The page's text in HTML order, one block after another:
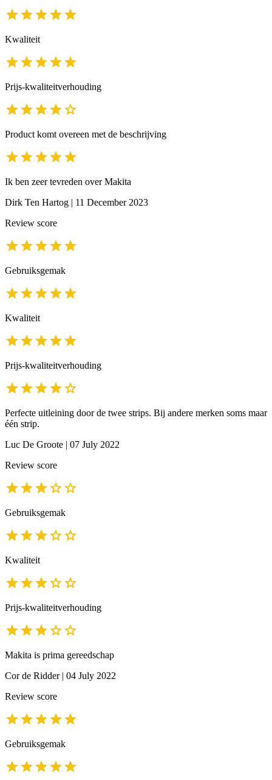
Kwaliteit
Prijs-kwaliteitverhouding
Product komt overeen met de beschrijving
Ik ben zeer tevreden over Makita
Dirk Ten Hartog | 11 December 2023
Review score
Gebruiksgemak
Kwaliteit
Prijs-kwaliteitverhouding
Perfecte uitleining door de twee strips. Bij andere merken soms maar
één strip.
Luc De Groote | 07 July 2022
Review score
Gebruiksgemak
Kwaliteit
Prijs-kwaliteitverhouding
Makita is prima gereedschap
Cor de Ridder| 04 July 2022
Review score
Gebruiksgemak